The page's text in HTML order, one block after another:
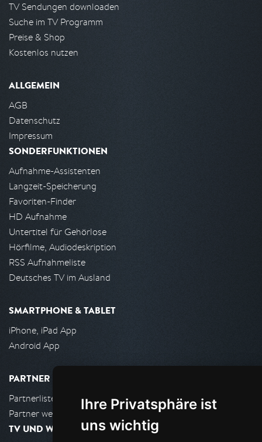
Ihre Privatsphäre ist
uns wichtig
TV Sendungen downloaden
Suche im TV Programm
Preise & Shop
Kostenlos nutzen
ALLGEMEIN
AGB
Datenschutz
Impressum
SONDERFUNKTIONEN
Aufnahme-Assistenten
Langzeit-Speicherung
Favoriten-Finder
HD Aufnahme
Untertitel für Gehörlose
Hörfilme, Audiodeskription
RSS Aufnahmeliste
Deutsches TV im Ausland
SMARTPHONE & TABLET
iPhone, iPad App
Android App
PARTNER
Partnerliste
Partner werden
TV UND WOHNZIMMER